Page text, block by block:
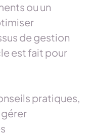
ou un
de gestion
est fait pour
pratiques,
gérer